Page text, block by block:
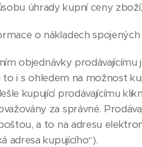
úhrady kupní ceny
o nákladech spojených
objednávky
to i s ohledem na možnost
kupující prodávajícímu
za správné.
a to na adresu
adresa kupujícího“).